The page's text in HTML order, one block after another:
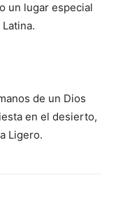
un lugar especial
de un Dios
en el desierto,
Ligero.